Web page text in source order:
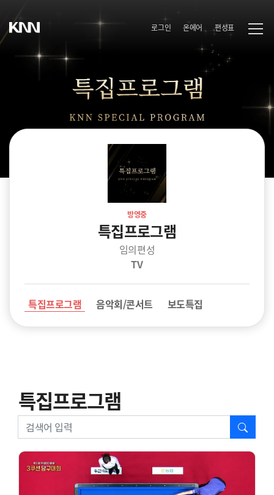
로그인 온에어 편성표
특집프로그램
방영중
임의편성
TV
특집프로그램 음악회/콘서트 보도특집
특집프로그램